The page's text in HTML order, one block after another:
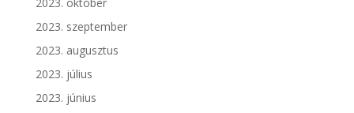
2023. szeptember
2023. augusztus
2023. július
2023. június